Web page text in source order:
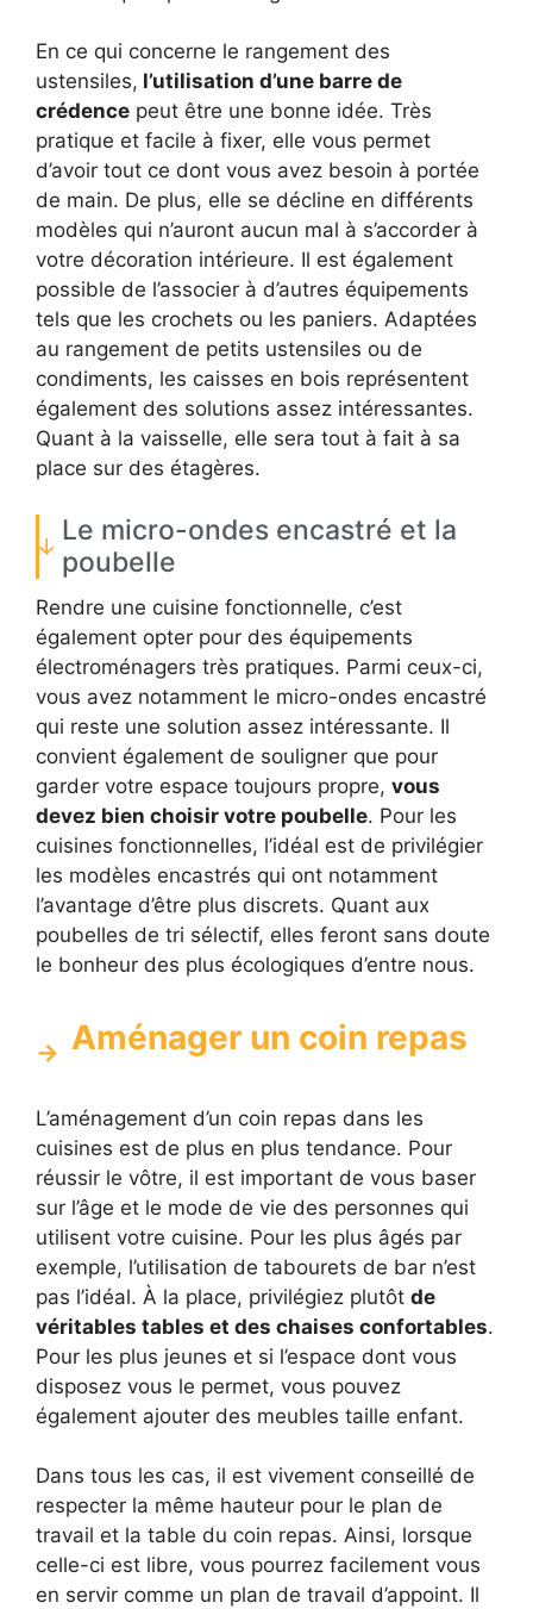
En ce qui concerne le rangement des
ustensiles, l’utilisation d’une barre de
crédence peut être une bonne idée. Très
pratique et facile à fixer, elle vous permet
d’avoir tout ce dont vous avez besoin à portée
de main. De plus, elle se décline en différents
modèles qui n’auront aucun mal à s’accorder à
votre décoration intérieure. Il est également
possible de l’associer à d’autres équipements
tels que les crochets ou les paniers. Adaptées
au rangement de petits ustensiles ou de
condiments, les caisses en bois représentent
également des solutions assez intéressantes.
Quant à la vaisselle, elle sera tout à fait à sa
place sur des étagères.
Le micro-ondes encastré et la
poubelle
Rendre une cuisine fonctionnelle, c’est
également opter pour des équipements
électroménagers très pratiques. Parmi ceux-ci,
vous avez notamment le micro-ondes encastré
qui reste une solution assez intéressante. Il
convient également de souligner que pour
garder votre espace toujours propre, vous
devez bien choisir votre poubelle. Pour les
cuisines fonctionnelles, l’idéal est de privilégier
les modèles encastrés qui ont notamment
l’avantage d’être plus discrets. Quant aux
poubelles de tri sélectif, elles feront sans doute
le bonheur des plus écologiques d’entre nous.
Aménager un coin repas
L’aménagement d’un coin repas dans les
cuisines est de plus en plus tendance. Pour
réussir le vôtre, il est important de vous baser
sur l’âge et le mode de vie des personnes qui
utilisent votre cuisine. Pour les plus âgés par
exemple, l’utilisation de tabourets de bar n’est
pas l’idéal. À la place, privilégiez plutôt de
véritables tables et des chaises confortables.
Pour les plus jeunes et si l’espace dont vous
disposez vous le permet, vous pouvez
également ajouter des meubles taille enfant.
Dans tous les cas, il est vivement conseillé de
respecter la même hauteur pour le plan de
travail et la table du coin repas. Ainsi, lorsque
celle-ci est libre, vous pourrez facilement vous
en servir comme un plan de travail d’appoint. Il